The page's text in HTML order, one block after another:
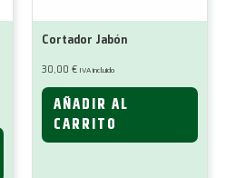
Cortador Jabón
30,00 € IVA incluido
AÑADIR AL
CARRITO